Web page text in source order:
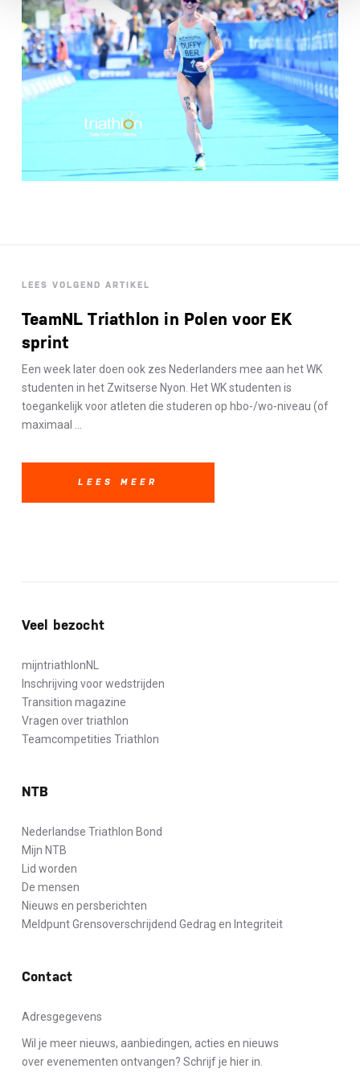
LEES VOLGEND ARTIKEL
TeamNL Triathlon in Polen voor EK
sprint
Een week later doen ook zes Nederlanders mee aan het WK
studenten in het Zwitserse Nyon. Het WK studenten is
toegankelijk voor atleten die studeren op hbo-/wo-niveau (of
maximaal ...
LEES MEER
Veel bezocht
mijntriathlonNL
Inschrijving voor wedstrijden
Transition magazine
Vragen over triathlon
Teamcompetities Triathlon
NTB
Nederlandse Triathlon Bond
Mijn NTB
Lid worden
De mensen
Nieuws en persberichten
Meldpunt Grensoverschrijdend Gedrag en Integriteit
Contact
Adresgegevens
Wil je meer nieuws, aanbiedingen, acties en nieuws
over evenementen ontvangen? Schrijf je hier in.